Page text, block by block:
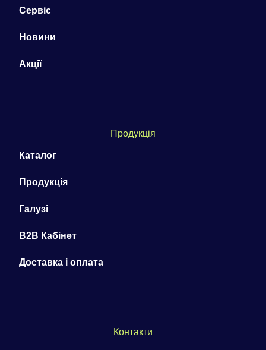
Сервіс
Новини
Акції
Продукція
Каталог
Продукція
Галузі
B2B Кабінет
Доставка і оплата
Контакти